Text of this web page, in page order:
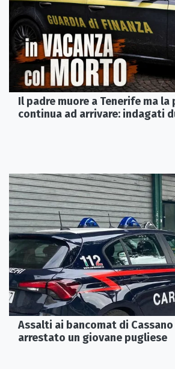
Il padre muore a Tenerife ma la
continua ad arrivare: indagati
Assalti ai bancomat di Cassano
arrestato un giovane pugliese